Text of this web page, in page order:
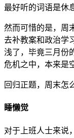
最好听的词语是休
然而可惜的是，周
去补教案和政治学
浅了，毕竟三月份
危机之中，本来是
回归正题，周末怎
睡懒觉
对于上班人士来说